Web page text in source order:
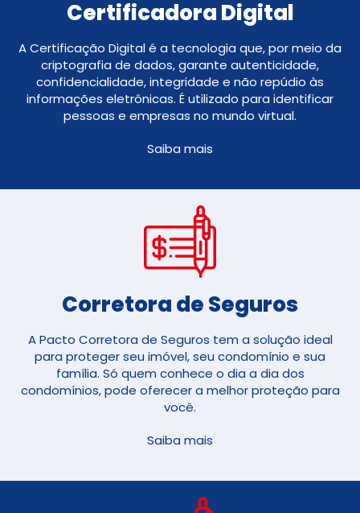
Certificadora Digital
A Certificação Digital é a tecnologia que, por meio da
criptografia de dados, garante autenticidade,
confidencialidade, integridade e não repúdio às
informações eletrônicas. É utilizado para identificar
pessoas e empresas no mundo virtual.
Saiba mais
Corretora de Seguros​
A Pacto Corretora de Seguros tem a solução ideal
para proteger seu imóvel, seu condomínio e sua
família. Só quem conhece o dia a dia dos
condomínios, pode oferecer a melhor proteção para
você.
Saiba mais